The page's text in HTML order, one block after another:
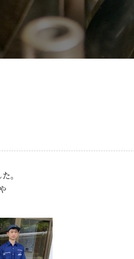
。